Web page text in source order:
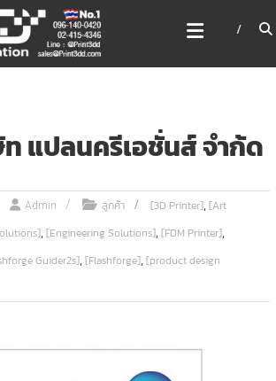
FABRICATION
ติ สแกนเนอร์
แปลนครีเอชั่นส์ จำก้ด
Admin ลูกค้า [3D Printer],[Art
,[Engineering Solutions],[FDM Printer],
Guider2s],[Flashforge],[product design